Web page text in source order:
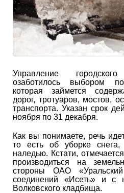
Управление
озаботилось выбором
которая займется
дорог, тротуаров, мостов,
транспорта. Указан срок
ноября по 31 декабря.
Как вы понимаете, речь
то есть об уборке
наледью. Кстати,
производиться на
стороны ОАО «Уральский
соединений «Исеть» и с
Волковского кладбища.